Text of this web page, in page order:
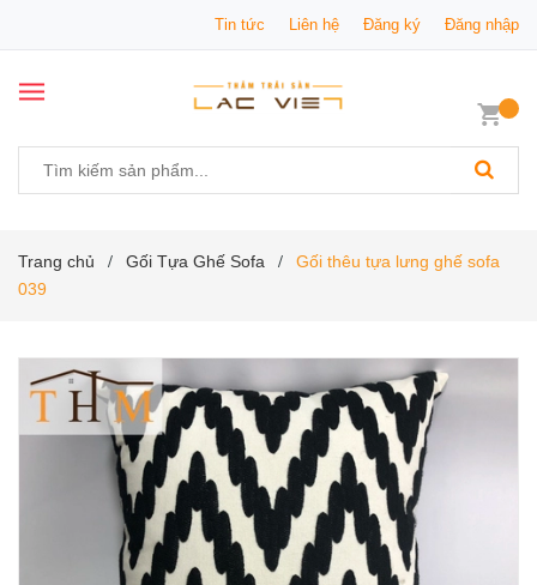
Tin tức Liên hệ Đăng ký Đăng nhập
Trang chủ / Gối Tựa Ghế Sofa /
Gối thêu tựa lưng ghế sofa
039